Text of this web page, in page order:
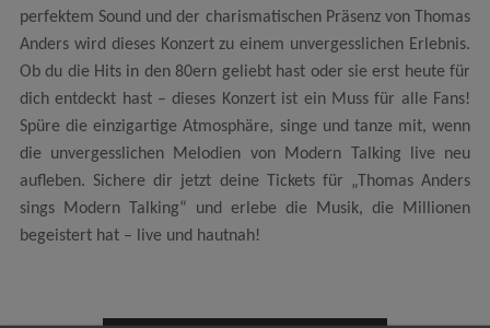
perfektem Sound und der charismatischen Präsenz von Thomas
Anders wird dieses Konzert zu einem unvergesslichen Erlebnis.
Ob du die Hits in den 80ern geliebt hast oder sie erst heute für
dich entdeckt hast – dieses Konzert ist ein Muss für alle Fans!
Spüre die einzigartige Atmosphäre, singe und tanze mit, wenn
die unvergesslichen Melodien von Modern Talking live neu
aufleben. Sichere dir jetzt deine Tickets für „Thomas Anders
sings Modern Talking“ und erlebe die Musik, die Millionen
begeistert hat – live und hautnah!